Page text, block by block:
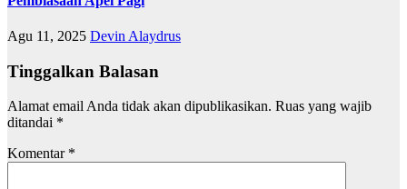
Agu 11, 2025 Devin Alaydrus
Tinggalkan Balasan
Alamat email Anda tidak akan dipublikasikan. Ruas yang wajib
ditandai *
Komentar *